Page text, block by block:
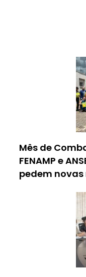
Mês de
FENAMP e
pedem